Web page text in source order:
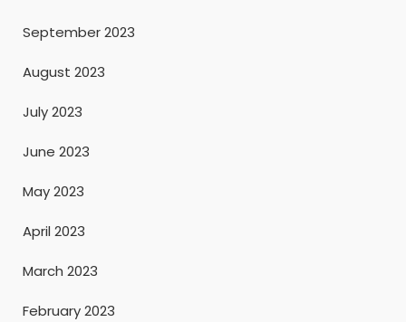
September 2023
August 2023
July 2023
June 2023
May 2023
April 2023
March 2023
February 2023